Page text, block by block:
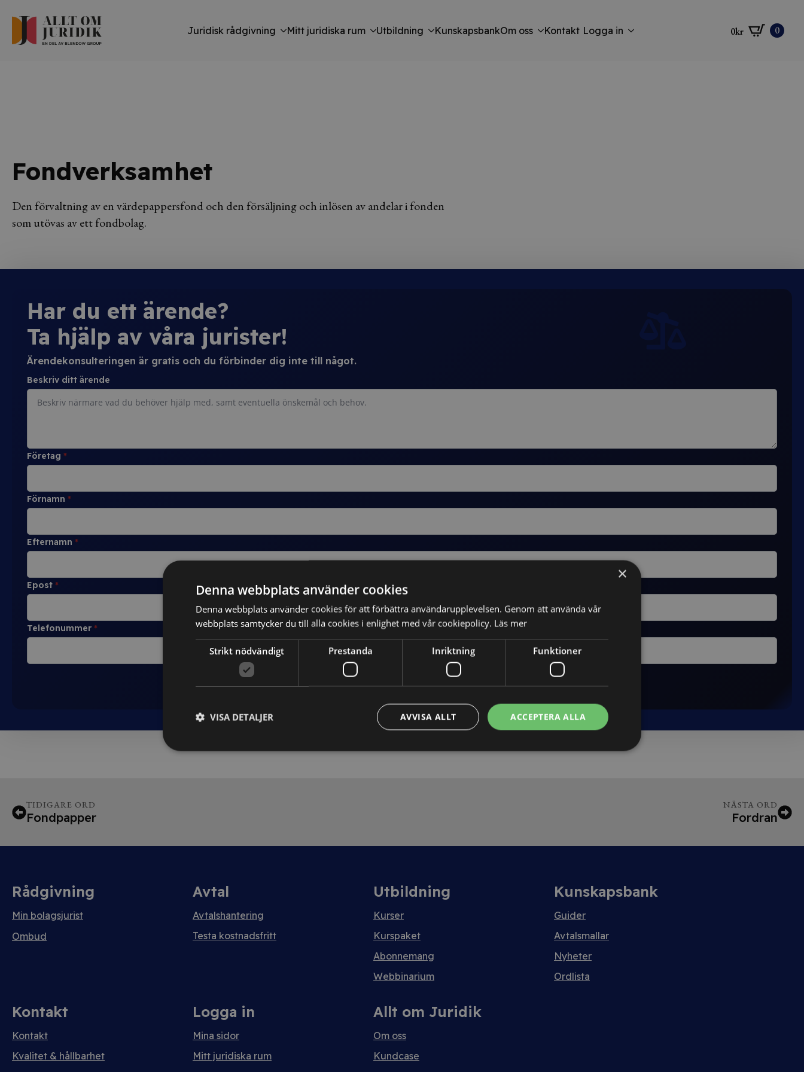
Juridisk rådgivning Mitt juridiska rum Utbildning KunskapsbankOm oss Kontakt Logga in 0kr 0
Fondverksamhet
Den förvaltning av en värdepappersfond och den försäljning och inlösen av andelar i fonden
som utövas av ett fondbolag.
Har du ett ärende?
Ta hjälp av våra jurister!
Ärendekonsulteringen är gratis och du förbinder dig inte till något.
Beskriv ditt ärende
Företag *
Förnamn *
Efternamn *
Epost *
Telefonummer *
TIDIGARE ORD
Fondpapper
NÄSTA ORD
Fordran
Rådgivning
Min bolagsjurist
Ombud
Avtal
Avtalshantering
Testa kostnadsfritt
Utbildning
Kurser
Kurspaket
Abonnemang
Webbinarium
Kunskapsbank
Guider
Avtalsmallar
Nyheter
Ordlista
Kontakt
Kontakt
Kvalitet & hållbarhet
Logga in
Mina sidor
Mitt juridiska rum
Allt om Juridik
Om oss
Kundcase
×
Denna webbplats använder cookies
Denna webbplats använder cookies för att förbättra användarupplevelsen. Genom att använda vår
webbplats samtycker du till alla cookies i enlighet med vår cookiepolicy. Läs mer
Strikt nödvändigt Prestanda Inriktning Funktioner
ACCEPTERA ALLA
AVVISA ALLT
VISA DETALJER